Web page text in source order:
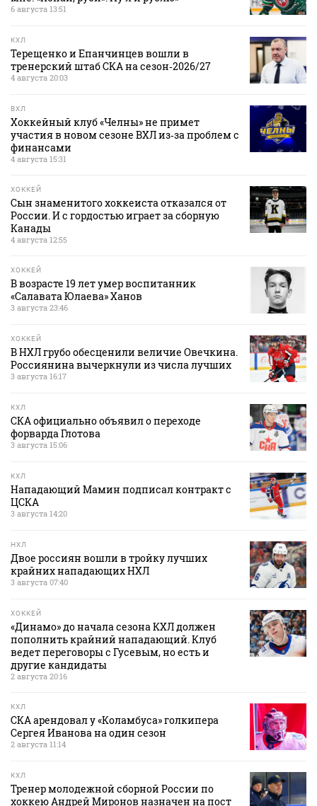
6 августа 13:51
КХЛ
Терещенко и Епанчинцев вошли в
тренерский штаб СКА на сезон‑2026/27
4 августа 20:03
ВХЛ
Хоккейный клуб «Челны» не примет
участия в новом сезоне ВХЛ из‑за проблем с
финансами
4 августа 15:31
ХОККЕЙ
Сын знаменитого хоккеиста отказался от
России. И с гордостью играет за сборную
Канады
4 августа 12:55
ХОККЕЙ
В возрасте 19 лет умер воспитанник
«Салавата Юлаева» Ханов
3 августа 23:46
ХОККЕЙ
В НХЛ грубо обесценили величие Овечкина.
Россиянина вычеркнули из числа лучших
3 августа 16:17
КХЛ
СКА официально объявил о переходе
форварда Глотова
3 августа 15:06
КХЛ
Нападающий Мамин подписал контракт с
ЦСКА
3 августа 14:20
НХЛ
Двое россиян вошли в тройку лучших
крайних нападающих НХЛ
3 августа 07:40
ХОККЕЙ
«Динамо» до начала сезона КХЛ должен
пополнить крайний нападающий. Клуб
ведет переговоры с Гусевым, но есть и
другие кандидаты
2 августа 20:16
КХЛ
СКА арендовал у «Коламбуса» голкипера
Сергея Иванова на один сезон
2 августа 11:14
КХЛ
Тренер молодежной сборной России по
хоккею Андрей Миронов назначен на пост